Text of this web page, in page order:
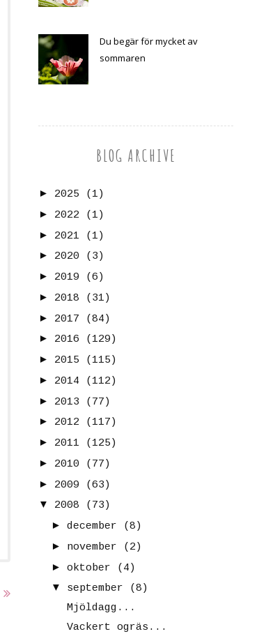
Du begär för mycket av
sommaren
BLOG ARCHIVE
► 2025
(1)
► 2022
(1)
► 2021
(1)
► 2020
(3)
► 2019
(6)
► 2018
(31)
► 2017
(84)
► 2016
(129)
► 2015
(115)
► 2014
(112)
► 2013
(77)
► 2012
(117)
► 2011
(125)
► 2010
(77)
► 2009
(63)
▼
2008
(73)
► december
(8)
► november
(2)
► oktober
(4)
▼
september
(8)
Mjöldagg...
Vackert ogräs...